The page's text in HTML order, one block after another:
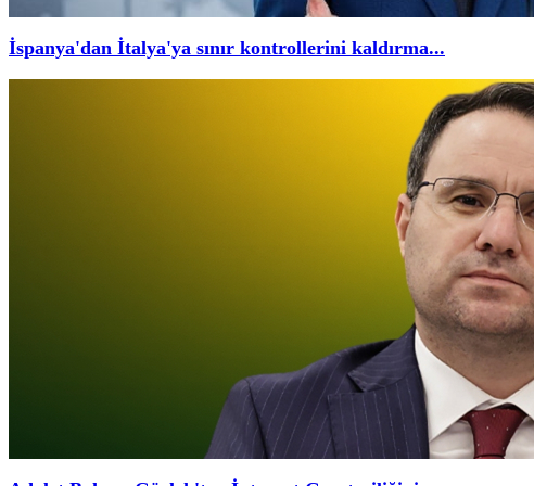
İspanya'dan İtalya'ya sınır kontrollerini kaldırma...